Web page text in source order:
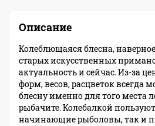
Описание
Колеблющаяся блесна,
старых искусственных
актуальность и сейчас. Из-за
форм, весов, расцветок всегда
блесну именно для того места
рыбачите. Колебалкой
начинающие рыболовы, так и